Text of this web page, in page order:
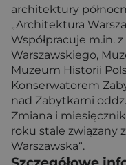
architektury
„Architektura
Współpracuje m.in.
Warszawskiego,
Muzeum Historii
Konserwatorem
nad Zabytkami
Zmiana i
roku stale związany
Warszawska“.